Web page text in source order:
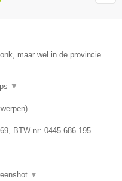
maar wel in de provincie
▼
)
, BTW-nr: 0445.686.195
▼